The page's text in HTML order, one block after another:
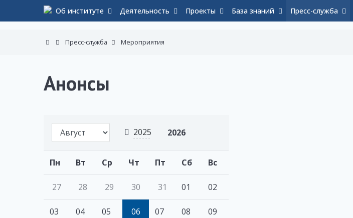
Об институте Деятельность Проекты База знаний Пресс-служба
Пресс-служба Мероприятия
Анонсы
2025 2026
Пн Вт Ср Чт Пт Сб Вс
27 28 29 30 31 01 02
03 04 05 06 07 08 09